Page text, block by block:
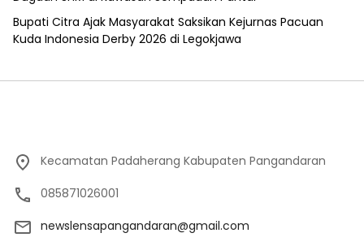
Bupati Citra Ajak Masyarakat Saksikan Kejurnas Pacuan
Kuda Indonesia Derby 2026 di Legokjawa
Kecamatan Padaherang Kabupaten Pangandaran
085871026001
newslensapangandaran@gmail.com